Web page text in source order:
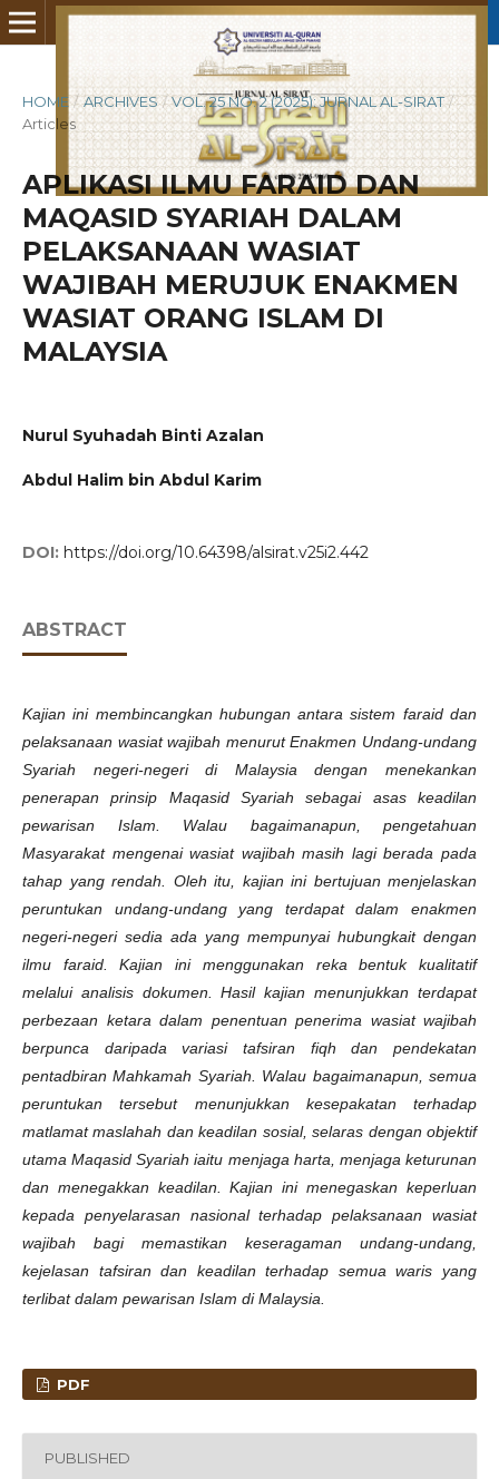
HOME / ARCHIVES / VOL. 25 NO. 2 (2025): JURNAL AL-SIRAT /
Articles
APLIKASI ILMU FARAID DAN
MAQASID SYARIAH DALAM
PELAKSANAAN WASIAT
WAJIBAH MERUJUK ENAKMEN
WASIAT ORANG ISLAM DI
MALAYSIA
Nurul Syuhadah Binti Azalan
Abdul Halim bin Abdul Karim
DOI: https://doi.org/10.64398/alsirat.v25i2.442
ABSTRACT
Kajian ini membincangkan hubungan antara sistem faraid dan
pelaksanaan wasiat wajibah menurut Enakmen Undang-undang
Syariah negeri-negeri di Malaysia dengan menekankan
penerapan prinsip Maqasid Syariah sebagai asas keadilan
pewarisan Islam. Walau bagaimanapun, pengetahuan
Masyarakat mengenai wasiat wajibah masih lagi berada pada
tahap yang rendah. Oleh itu, kajian ini bertujuan menjelaskan
peruntukan undang-undang yang terdapat dalam enakmen
negeri-negeri sedia ada yang mempunyai hubungkait dengan
ilmu faraid. Kajian ini menggunakan reka bentuk kualitatif
melalui analisis dokumen. Hasil kajian menunjukkan terdapat
perbezaan ketara dalam penentuan penerima wasiat wajibah
berpunca daripada variasi tafsiran fiqh dan pendekatan
pentadbiran Mahkamah Syariah. Walau bagaimanapun, semua
peruntukan tersebut menunjukkan kesepakatan terhadap
matlamat maslahah dan keadilan sosial, selaras dengan objektif
utama Maqasid Syariah iaitu menjaga harta, menjaga keturunan
dan menegakkan keadilan. Kajian ini menegaskan keperluan
kepada penyelarasan nasional terhadap pelaksanaan wasiat
wajibah bagi memastikan keseragaman undang-undang,
kejelasan tafsiran dan keadilan terhadap semua waris yang
terlibat dalam pewarisan Islam di Malaysia.
PDF
PUBLISHED